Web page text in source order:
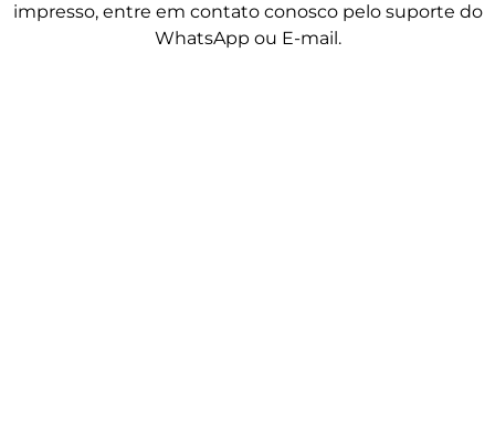
impresso, entre em contato conosco pelo suporte do
WhatsApp ou E-mail.